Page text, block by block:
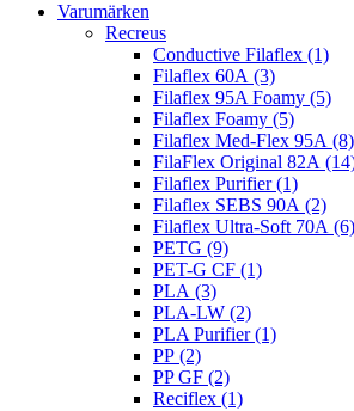
Varumärken
Recreus
Conductive Filaflex (1)
Filaflex 60A (3)
Filaflex 95A Foamy (5)
Filaflex Foamy (5)
Filaflex Med-Flex 95A (8)
FilaFlex Original 82A
Filaflex Purifier (1)
Filaflex SEBS 90A (2)
Filaflex Ultra-Soft 70A (6)
PETG (9)
PET-G CF (1)
PLA (3)
PLA-LW (2)
PLA Purifier (1)
PP (2)
PP GF (2)
Reciflex (1)